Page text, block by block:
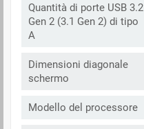
Quantità di porte USB 3.2
Gen 2 (3.1 Gen 2) di tipo
A
Dimensioni diagonale
schermo
Modello del processore